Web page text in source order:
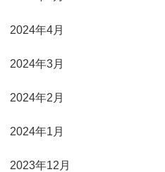
2024年4月
2024年3月
2024年2月
2024年1月
2023年12月